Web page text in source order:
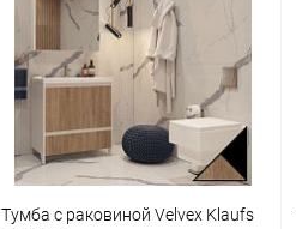
Купить в 1 клик Сравнение
В избранное Под заказ
Тумба с раковиной Velvex Klaufs